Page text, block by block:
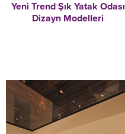
Yeni Trend Şık Yatak Odası
Dizayn Modelleri